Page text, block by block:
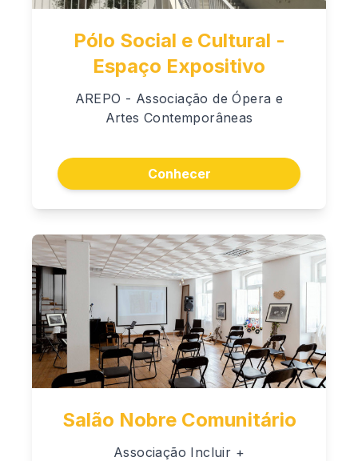
Pólo Social e Cultural -
Espaço Expositivo
AREPO - Associação de Ópera e
Artes Contemporâneas
Conhecer
Salão Nobre Comunitário
Associação Incluir +